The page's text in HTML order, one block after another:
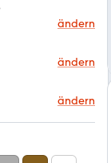
ändern
ändern
ändern